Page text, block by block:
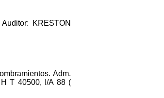
KRESTON
Adm.
T 40500, I/A 88 (